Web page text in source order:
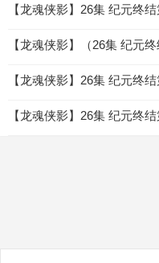
【龙魂侠影】26集 纪元终
【龙魂侠影】（26集 纪元
【龙魂侠影】26集 纪元终
【龙魂侠影】26集 纪元终